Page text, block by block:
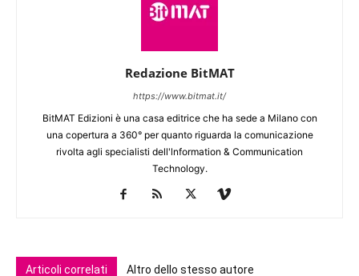
Redazione BitMAT
https://www.bitmat.it/
BitMAT Edizioni è una casa editrice che ha sede a Milano con
una copertura a 360° per quanto riguarda la comunicazione
rivolta agli specialisti dell'lnformation & Communication
Technology.
Articoli correlati Altro dello stesso autore